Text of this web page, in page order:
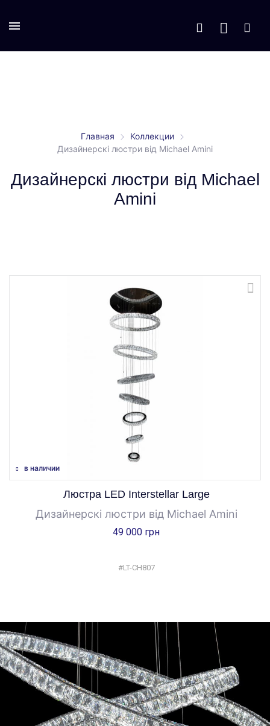
Главная
Коллекции
Дизайнерскі люстри від Michael Amini
Дизайнерскі люстри від Michael
Amini
в наличии
Люстра LED Interstellar Large
Дизайнерскі люстри від Michael Amini
49 000 грн
#LT-CH807